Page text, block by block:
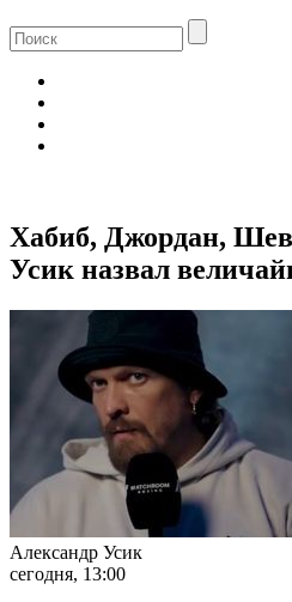
Хабиб, Джордан,
Усик назвал
Александр Усик
сегодня, 13:00